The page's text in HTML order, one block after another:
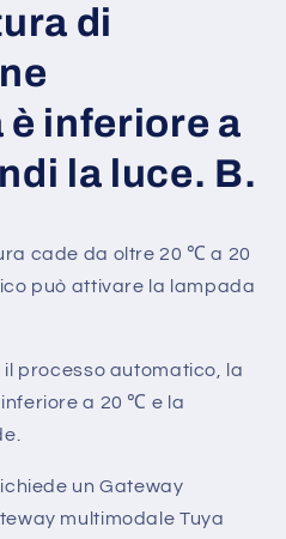
di
inferiore a
la luce. B.
cade da oltre 20 ℃ a 20
può attivare la lampada
processo automatico, la
a 20 ℃ e la
un Gateway
multimodale Tuya